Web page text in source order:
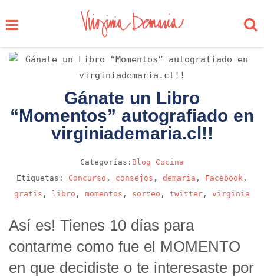
Gánate un Libro
“Momentos” autografiado en
virginiademaria.cl!!
Categorías: Blog
Cocina
Etiquetas: Concurso , consejos , demaria , Facebook ,
gratis , libro , momentos , sorteo , twitter , virginia
Así es! Tienes 10 días para
contarme como fue el MOMENTO
en que decidiste o te interesaste por